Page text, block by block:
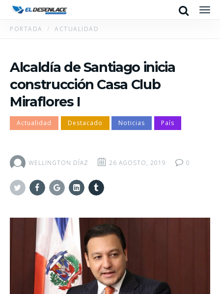
Search
PORTADA ACTUALIDAD
Alcaldía de Santiago inicia
construcción Casa Club
Miraflores I
Actualidad Destacado Noticias País
WELLINGTON DÍAZ 26 AGOSTO, 2019 0